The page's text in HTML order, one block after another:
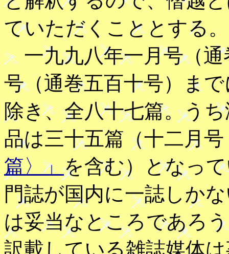
ていただくこととする。
一九九八年一月号（通
号（通巻五百十号）ま
除き、全八十七篇。う
品は三十五篇（十二月
篇〉」を含む）となっ
門誌が国内に一誌しか
は妥当なところであろ
訳載している雑誌媒体